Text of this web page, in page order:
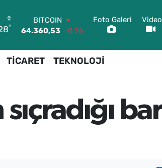
°
BITCOIN
64.360,53 -0.76
47,7069 0.17
EURO
GRAM ALTIN
6574.81
1.44
BİST100
Foto Galeri Video
TİCARET TEKNOLOJİ